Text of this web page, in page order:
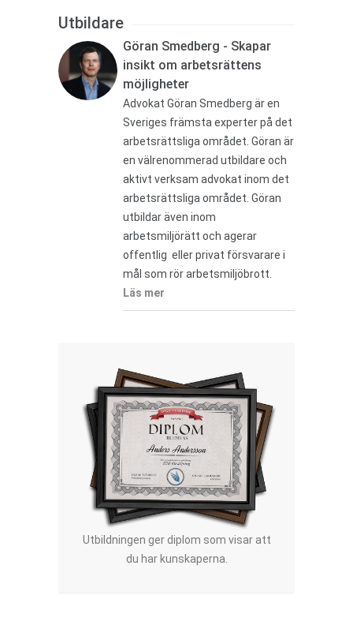
Utbildare
Göran Smedberg - Skapar
insikt om arbetsrättens
möjligheter
Advokat Göran Smedberg är en
Sveriges främsta experter på det
arbetsrättsliga området. Göran är
en välrenommerad utbildare och
aktivt verksam advokat inom det
arbetsrättsliga området. Göran
utbildar även inom
arbetsmiljörätt och agerar
offentlig eller privat försvarare i
mål som rör arbetsmiljöbrott.
Läs mer
Utbildningen ger diplom som visar att
du har kunskaperna.